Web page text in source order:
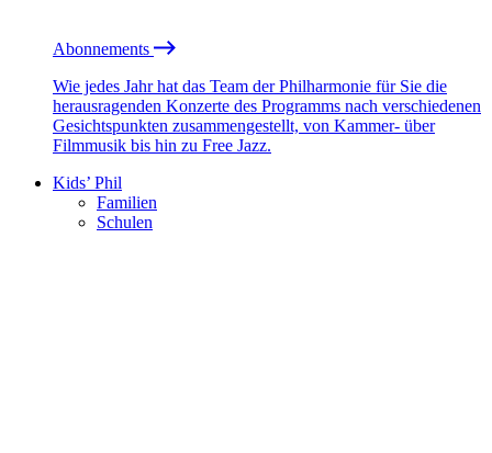
Abonnements
Wie jedes Jahr hat das Team der Philharmonie für Sie die
herausragenden Konzerte des Programms nach verschiedenen
Gesichtspunkten zusammengestellt, von Kammer- über
Filmmusik bis hin zu Free Jazz.
Kids’ Phil
Familien
Schulen